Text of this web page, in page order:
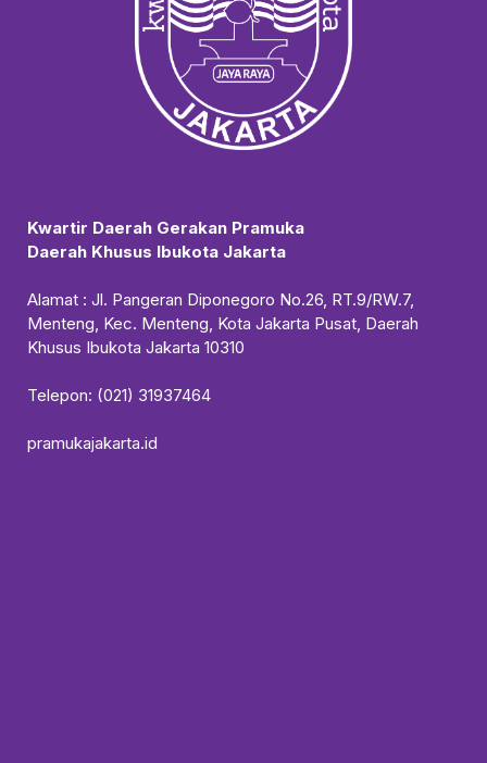
Kwartir Daerah Gerakan Pramuka
Daerah Khusus Ibukota Jakarta
Alamat : Jl. Pangeran Diponegoro No.26, RT.9/RW.7,
Menteng, Kec. Menteng, Kota Jakarta Pusat, Daerah
Khusus Ibukota Jakarta 10310
Telepon: (021) 31937464
pramukajakarta.id